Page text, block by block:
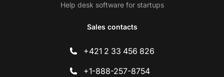
Help desk software for startups
Sales contacts
+421 2 33 456 826
+1-888-257-8754